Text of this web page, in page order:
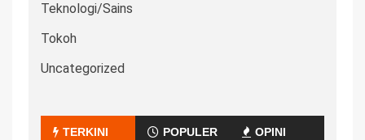
Teknologi/Sains
Tokoh
Uncategorized
TERKINI POPULER OPINI